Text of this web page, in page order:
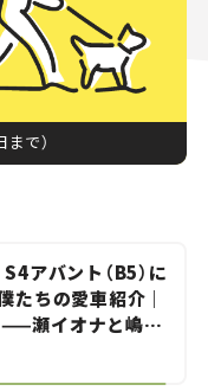
で）
アバント（B5）に
たちの愛車紹介｜
瀬イオナと嶋田
でざっくばらんば